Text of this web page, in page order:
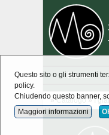
Home
»Catalogo »I
Questo sito o gli strumenti
policy.
Chiudendo questo banner,
Maggiori informazioni